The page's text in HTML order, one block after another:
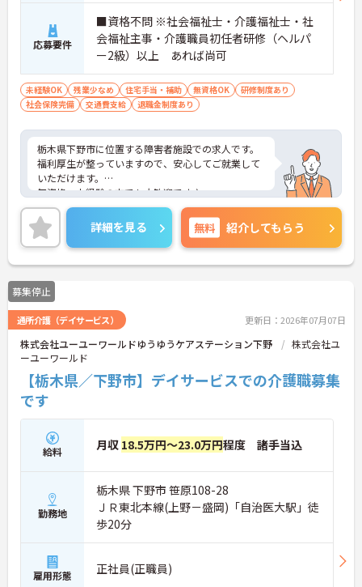
応募要件
■資格不問 ※社会福祉士・介護福祉士・社
会福祉主事・介護職員初任者研修（ヘルパ
ー2級）以上 あれば尚可
未経験OK 残業少なめ 住宅手当・補助 無資格OK
研修制度あり
社会保険完備
交通費支給 退職金制度あり
栃木県下野市に位置する障害者施設での求人です。
福利厚生が整っていますので、安心してご就業して
いただけます。
無資格・未経験の方でも大歓迎です♪
賞与年3回支給と頑張りをきちんと評価していただ
けます！
ご興味のある方には、面接対策ポイントなど、さら
に詳細をお話しいたしますので、お気軽にご相談く
ださい。
詳細を見る 無料 紹介してもらう
募集停止
通所介護（デイサービス） 更新日：2026年07月07日
株式会社ユーユーワールドゆうゆうケアステーション下野
株式会社ユ
ーユーワールド
【栃木県／下野市】デイサービスでの介護職募集
です
給料 月収 18.5万円～23.0万円程度 諸手当込
勤務地
栃木県 下野市 笹原108-28
ＪＲ東北本線(上野－盛岡)「自治医大駅」徒
歩20分
雇用形態 正社員(正職員)